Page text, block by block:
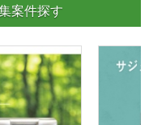
案件探す